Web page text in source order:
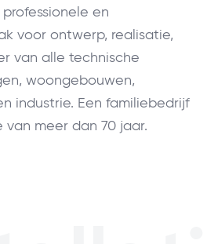
en
voor ontwerp, realisatie,
van alle technische
woongebouwen,
industrie. Een familiebedrijf
van meer dan 70 jaar.